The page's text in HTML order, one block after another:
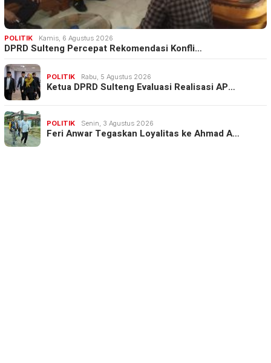
POLITIK Kamis, 6 Agustus 2026
DPRD Sulteng Percepat Rekomendasi Konfli…
POLITIK Rabu, 5 Agustus 2026
Ketua DPRD Sulteng Evaluasi Realisasi AP…
POLITIK Senin, 3 Agustus 2026
Feri Anwar Tegaskan Loyalitas ke Ahmad A…